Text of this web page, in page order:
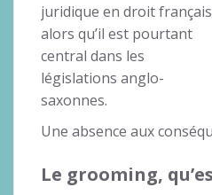
juridique en droit français
alors qu’il est pourtant
central dans les
législations anglo-
saxonnes.
Une absence aux
Le grooming,